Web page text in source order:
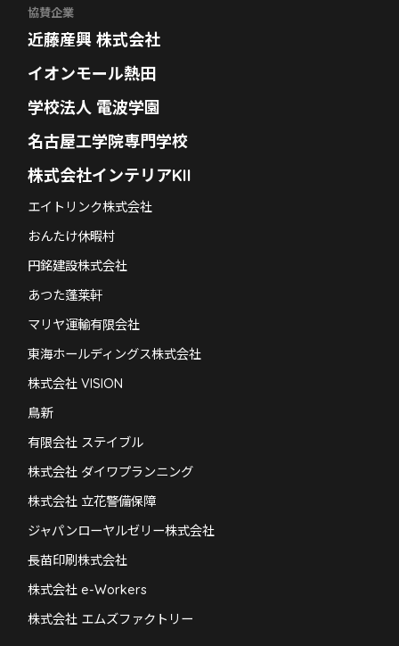
協賛企業
近藤産興 株式会社
イオンモール熱田
学校法人 電波学園
名古屋工学院専門学校
株式会社インテリアKII
エイトリンク株式会社
おんたけ休暇村
円銘建設株式会社
あつた蓬莱軒
マリヤ運輸有限会社
東海ホールディングス株式会社
株式会社 VISION
鳥新
有限会社 ステイブル
株式会社 ダイワプランニング
株式会社 立花警備保障
ジャパンローヤルゼリー株式会社
長苗印刷株式会社
株式会社 e-Workers
株式会社 エムズファクトリー